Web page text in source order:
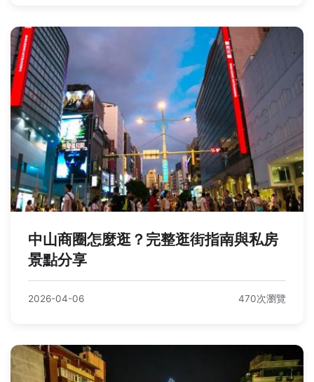
中山商圈怎麼逛？完整逛街指南與私房
景點分享
2026-04-06 470次瀏覽